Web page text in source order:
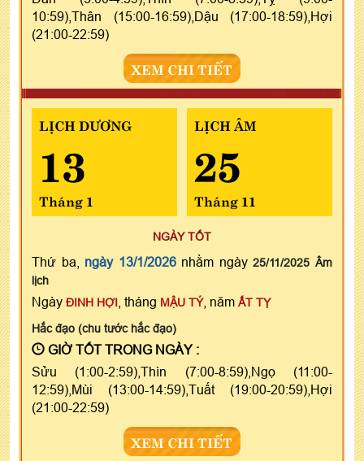
10:59),Thân (15:00-16:59),Dậu (17:00-18:59),Hợi
(21:00-22:59)
XEM CHI TIẾT
LỊCH DƯƠNG
13
Tháng 1
LỊCH ÂM
25
Tháng 11
NGÀY TỐT
Thứ ba, ngày 13/1/2026nhằm ngày25/11/2025 Âm
lịch
Ngày ĐINH HỢI , tháng MẬU TÝ, năm ẤT TỴ
Hắc đạo (chu tước hắc đạo)
GIỜ TỐT TRONG NGÀY :
Sửu (1:00-2:59),Thìn (7:00-8:59),Ngọ (11:00-
12:59),Mùi (13:00-14:59),Tuất (19:00-20:59),Hợi
(21:00-22:59)
XEM CHI TIẾT